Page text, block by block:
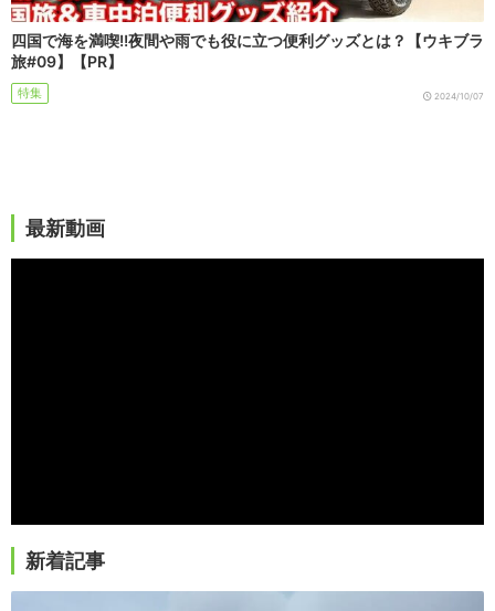
四国で海を満喫!!夜間や雨でも役に立つ便利グッズとは？【ウキブラ
旅#09】【PR】
特集 2024/10/07
最新動画
新着記事